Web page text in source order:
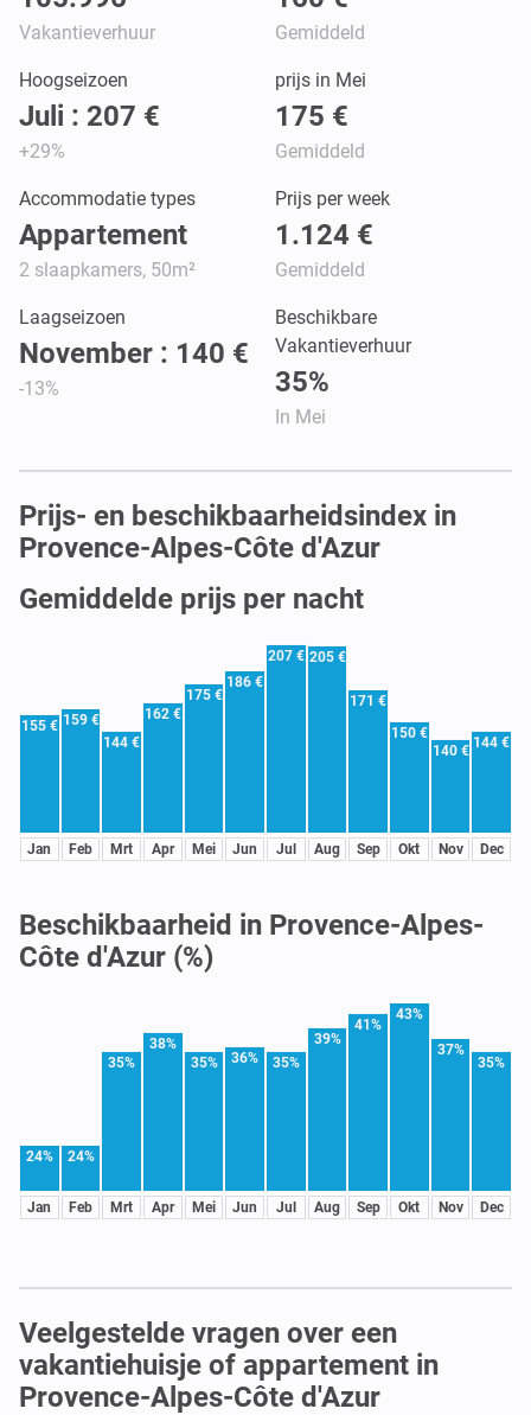
Vakantieverhuur Gemiddeld
Hoogseizoen
Juli : 207 €
+29%
prijs in Mei
175 €
Gemiddeld
Accommodatie types
Appartement
2 slaapkamers, 50m²
Prijs per week
1.124 €
Gemiddeld
Laagseizoen
November : 140 €
-13%
Beschikbare
Vakantieverhuur
35%
In Mei
Prijs- en beschikbaarheidsindex in
Provence-Alpes-Côte d'Azur
Gemiddelde prijs per nacht
155 €
Jan
159 €
Feb
144 €
Mrt
162 €
Apr
175 €
Mei
186 €
Jun
207 €
Jul
205 €
Aug
171 €
Sep
150 €
Okt
140 €
Nov
144 €
Dec
Beschikbaarheid in Provence-Alpes-
Côte d'Azur (%)
24%
Jan
24%
Feb
35%
Mrt
38%
Apr
35%
Mei
36%
Jun
35%
Jul
39%
Aug
41%
Sep
43%
Okt
37%
Nov
35%
Dec
Veelgestelde vragen over een
vakantiehuisje of appartement in
Provence-Alpes-Côte d'Azur